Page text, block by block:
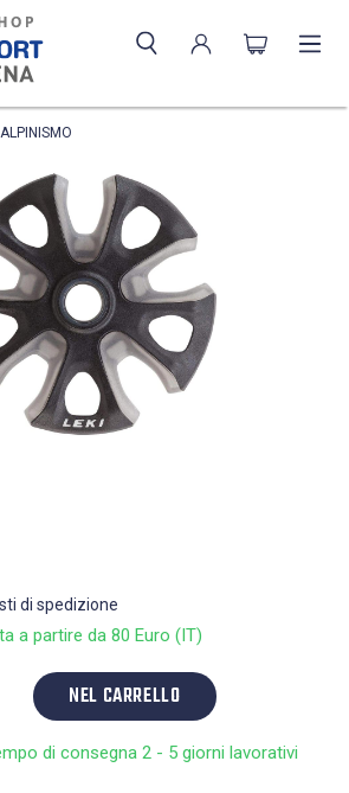
di spedizione
a partire da 80 Euro (IT)
NEL CARRELLO
di consegna 2 - 5 giorni lavorativi